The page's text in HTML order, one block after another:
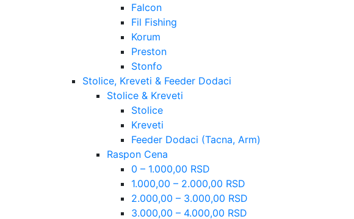
Falcon
Fil Fishing
Korum
Preston
Stonfo
Stolice, Kreveti & Feeder Dodaci
Stolice & Kreveti
Stolice
Kreveti
Feeder Dodaci (Tacna, Arm)
Raspon Cena
0 – 1.000,00 RSD
1.000,00 – 2.000,00 RSD
2.000,00 – 3.000,00 RSD
3.000,00 – 4.000,00 RSD